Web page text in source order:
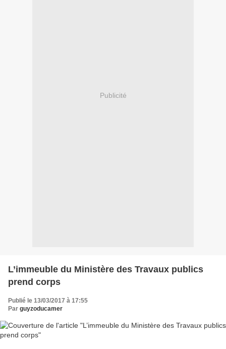
Publicité
L’immeuble du Ministère des Travaux publics
prend corps
Publié le 13/03/2017 à 17:55
Par guyzoducamer